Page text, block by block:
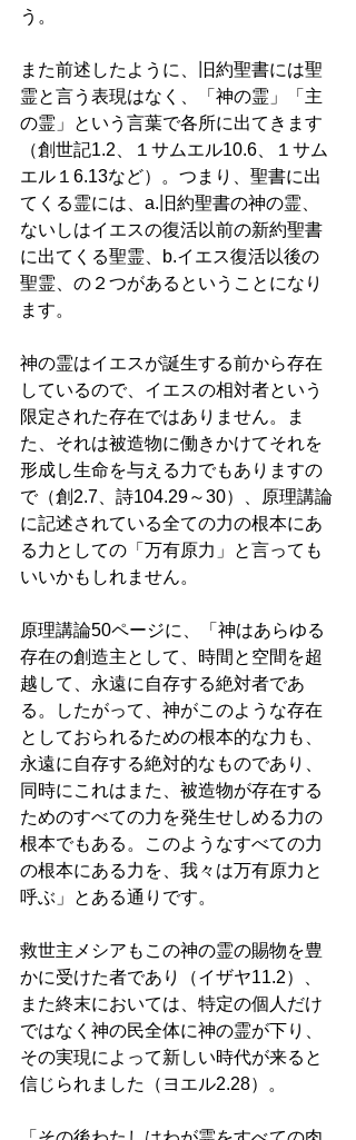
う。
また前述したように、旧約聖書には聖
霊と言う表現はなく、「神の霊」「主
の霊」という言葉で各所に出てきます
（創世記1.2、１サムエル10.6、１サム
エル１6.13など）。つまり、聖書に出
てくる霊には、a.旧約聖書の神の霊、
ないしはイエスの復活以前の新約聖書
に出てくる聖霊、b.イエス復活以後の
聖霊、の２つがあるということになり
ます。
神の霊はイエスが誕生する前から存在
しているので、イエスの相対者という
限定された存在ではありません。ま
た、それは被造物に働きかけてそれを
形成し生命を与える力でもありますの
で（創2.7、詩104.29～30）、原理講論
に記述されている全ての力の根本にあ
る力としての「万有原力」と言っても
いいかもしれません。
原理講論50ページに、「神はあらゆる
存在の創造主として、時間と空間を超
越して、永遠に自存する絶対者であ
る。したがって、神がこのような存在
としておられるための根本的な力も、
永遠に自存する絶対的なものであり、
同時にこれはまた、被造物が存在する
ためのすべての力を発生せしめる力の
根本でもある。このようなすべての力
の根本にある力を、我々は万有原力と
呼ぶ」とある通りです。
救世主メシアもこの神の霊の賜物を豊
かに受けた者であり（イザヤ11.2）、
また終末においては、特定の個人だけ
ではなく神の民全体に神の霊が下り、
その実現によって新しい時代が来ると
信じられました（ヨエル2.28）。